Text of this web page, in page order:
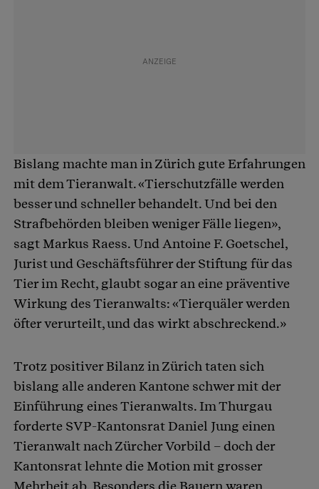
Bislang machte man in Zürich gute Erfahrungen
mit dem Tieranwalt. «Tierschutzfälle werden
besser und schneller behandelt. Und bei den
Strafbehörden bleiben weniger Fälle liegen»,
sagt Markus Raess. Und Antoine F. Goetschel,
Jurist und Geschäftsführer der Stiftung für das
Tier im Recht, glaubt sogar an eine präventive
Wirkung des Tieranwalts: «Tierquäler werden
öfter verurteilt, und das wirkt abschreckend.»
Trotz positiver Bilanz in Zürich taten sich
bislang alle anderen Kantone schwer mit der
Einführung eines Tieranwalts. Im Thurgau
forderte SVP-Kantonsrat Daniel Jung einen
Tieranwalt nach Zürcher Vorbild – doch der
Kantonsrat lehnte die Motion mit grosser
Mehrheit ab. Besonders die Bauern waren